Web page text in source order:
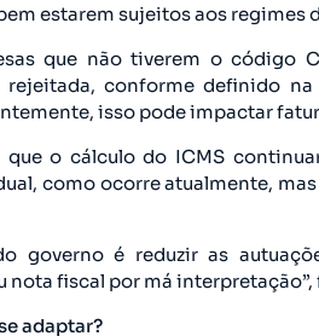
estarem sujeitos aos regimes
que não tiverem o código
rejeitada, conforme definido na
isso pode impactar
que o cálculo do ICMS
como ocorre atualmente,
governo é reduzir as
nota fiscal por má
adaptar?